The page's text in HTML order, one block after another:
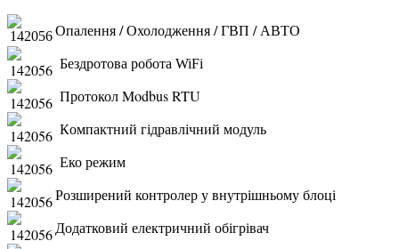
Опалення / Охолодження / ГВП / АВТО
Бездротова робота WiFi
Протокол Modbus RTU
Компактний гідравлічний модуль
Еко режим
Розширений контролер у внутрішньому блоці
Додатковий електричний обігрівач